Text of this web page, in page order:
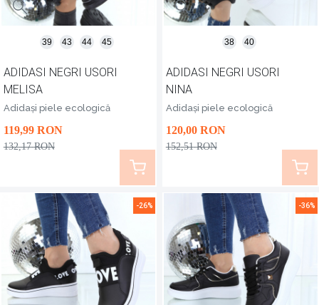
ADIDASI NEGRI USORI
MELISA
Adidași piele ecologică
119,99 RON
132,17 RON
39 43 44 45
ADIDASI NEGRI USORI
NINA
Adidași piele ecologică
120,00 RON
152,51 RON
38 40
-26% -36%